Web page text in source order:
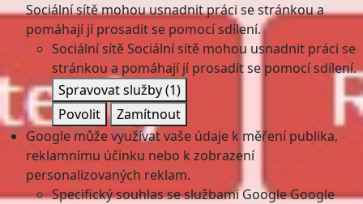
Sociální sítě mohou usnadnit práci se stránkou a
pomáhají jí prosadit se pomocí sdílení.
Sociální sítěSociální sítě mohou usnadnit práci se
stránkou a pomáhají jí prosadit se pomocí sdílení.
Spravovat služby(1)
Povolit
Zamítnout
Google může využívat vaše údaje k měření publika,
reklamnímu účinku nebo k zobrazení
personalizovaných reklam.
Specifický souhlas se službami GoogleGoogle